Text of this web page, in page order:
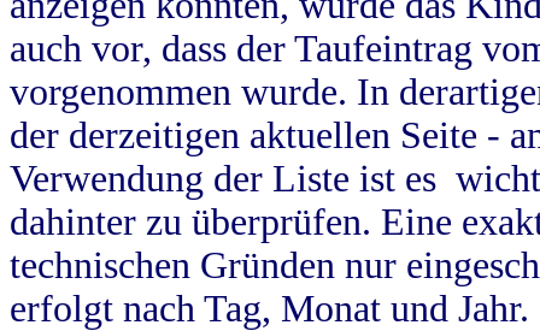
auch vor, dass der Taufeintrag
vorgenommen wurde. In
der derzeitigen aktuellen Seite -
Verwendung der Liste ist es
dahinter zu überprüfen. Eine
technischen Gründen nur
erfolgt nach Tag, Monat und Jahr.